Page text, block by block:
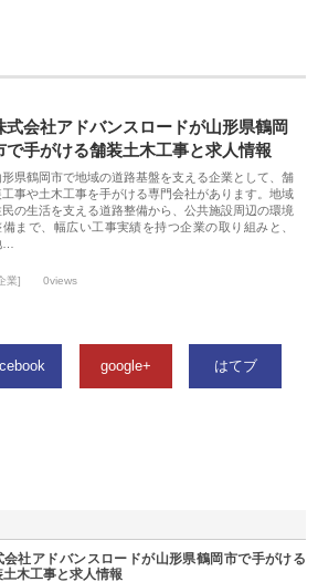
式会社アドバンスロードが山形県鶴岡
で手がける舗装土木工事と求人情報
形県鶴岡市で地域の道路基盤を支える企業として、舗
工事や土木工事を手がける専門会社があります。地域
民の生活を支える道路整備から、公共施設周辺の環境
備まで、幅広い工事実績を持つ企業の取り組みと、
…
業] 0views
google+ はてブ
会社アドバンスロードが山形県鶴岡市で手がける
土木工事と求人情報